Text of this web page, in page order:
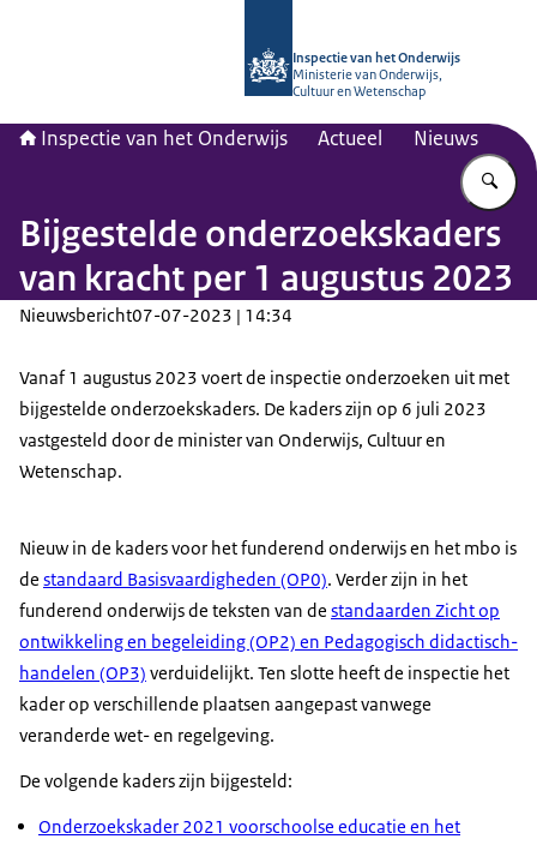
Inspectie van het Onderwijs
Ministerie van Onderwijs,
Cultuur en Wetenschap
Inspectie van het Onderwijs Actueel Nieuws
Bijgestelde onderzoekskaders
van kracht per 1 augustus 2023
Nieuwsbericht07-07-2023 | 14:34
Vanaf 1 augustus 2023 voert de inspectie onderzoeken uit met
bijgestelde onderzoekskaders. De kaders zijn op 6 juli 2023
vastgesteld door de minister van Onderwijs, Cultuur en
Wetenschap.
Nieuw in de kaders voor het funderend onderwijs en het mbo is
de standaard Basisvaardigheden (OP0). Verder zijn in het
funderend onderwijs de teksten van de standaarden Zicht op
ontwikkeling en begeleiding (OP2) en Pedagogisch didactisch-
handelen (OP3) verduidelijkt. Ten slotte heeft de inspectie het
kader op verschillende plaatsen aangepast vanwege
veranderde wet- en regelgeving.
De volgende kaders zijn bijgesteld:
Onderzoekskader 2021 voorschoolse educatie en het